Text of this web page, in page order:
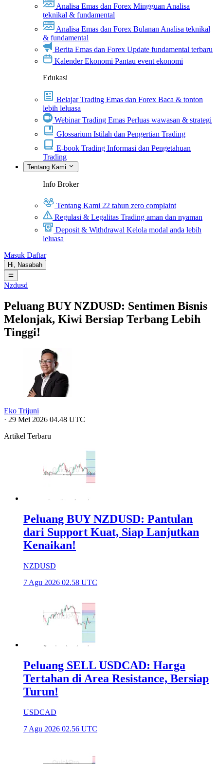
Analisa Emas dan Forex Mingguan Analisa
teknikal & fundamental
Analisa Emas dan Forex Bulanan Analisa teknikal
& fundamental
Berita Emas dan Forex Update fundamental terbaru
Kalender Ekonomi Pantau event ekonomi
Edukasi
Belajar Trading Emas dan Forex Baca & tonton
lebih leluasa
Webinar Trading Emas Perluas wawasan & strategi
Glossarium Istilah dan Pengertian Trading
E-book Trading Informasi dan Pengetahuan
Trading
Tentang Kami
Info Broker
Tentang Kami 22 tahun zero complaint
Regulasi & Legalitas Trading aman dan nyaman
Deposit & Withdrawal Kelola modal anda lebih
leluasa
Masuk Daftar
Hi, Nasabah
Nzdusd
Peluang BUY NZDUSD: Sentimen Bisnis
Melonjak, Kiwi Bersiap Terbang Lebih
Tinggi!
Eko Trijuni
· 29 Mei 2026 04.48 UTC
Artikel Terbaru
Peluang BUY NZDUSD: Pantulan
dari Support Kuat, Siap Lanjutkan
Kenaikan!
NZDUSD
7 Agu 2026 02.58 UTC
Peluang SELL USDCAD: Harga
Tertahan di Area Resistance, Bersiap
Turun!
USDCAD
7 Agu 2026 02.56 UTC